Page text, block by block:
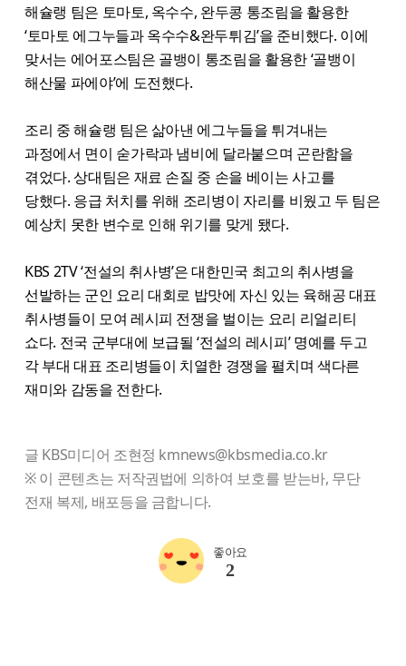
해슐랭 팀은 토마토, 옥수수, 완두콩 통조림을 활용한
‘토마토 에그누들과 옥수수&완두튀김’을 준비했다. 이에
맞서는 에어포스팀은 골뱅이 통조림을 활용한 ‘골뱅이
해산물 파에야’에 도전했다.
조리 중 해슐랭 팀은 삶아낸 에그누들을 튀겨내는
과정에서 면이 숟가락과 냄비에 달라붙으며 곤란함을
겪었다. 상대팀은 재료 손질 중 손을 베이는 사고를
당했다. 응급 처치를 위해 조리병이 자리를 비웠고 두 팀은
예상치 못한 변수로 인해 위기를 맞게 됐다.
KBS 2TV ‘전설의 취사병’은 대한민국 최고의 취사병을
선발하는 군인 요리 대회로 밥맛에 자신 있는 육해공 대표
취사병들이 모여 레시피 전쟁을 벌이는 요리 리얼리티
쇼다. 전국 군부대에 보급될 ‘전설의 레시피’ 명예를 두고
각 부대 대표 조리병들이 치열한 경쟁을 펼치며 색다른
재미와 감동을 전한다.
글 KBS미디어 조현정 kmnews@kbsmedia.co.kr
※ 이 콘텐츠는 저작권법에 의하여 보호를 받는바, 무단
전재 복제, 배포등을 금합니다.
좋아요
2